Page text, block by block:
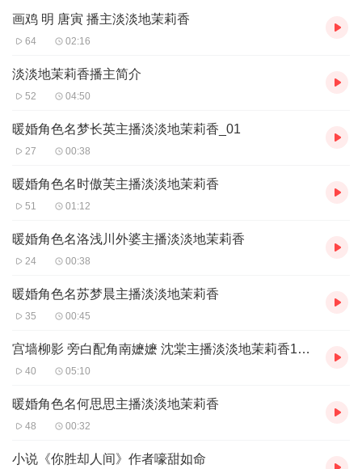
画鸡 明 唐寅 播主淡淡地茉莉香
64 02:16
淡淡地茉莉香播主简介
52 04:50
暖婚角色名梦长英主播淡淡地茉莉香_01
27 00:38
暖婚角色名时傲芙主播淡淡地茉莉香
51 01:12
暖婚角色名洛浅川外婆主播淡淡地茉莉香
24 00:38
暖婚角色名苏梦晨主播淡淡地茉莉香
35 00:45
宫墙柳影 旁白配角南嬷嬷 沈棠主播淡淡地茉莉香13503781814QQ1030082270
40 05:10
暖婚角色名何思思主播淡淡地茉莉香
48 00:32
小说《你胜却人间》作者嚎甜如命